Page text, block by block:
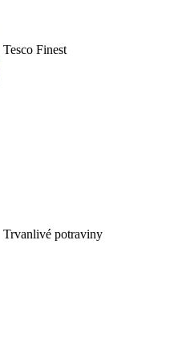
Tesco Finest
Trvanlivé potraviny